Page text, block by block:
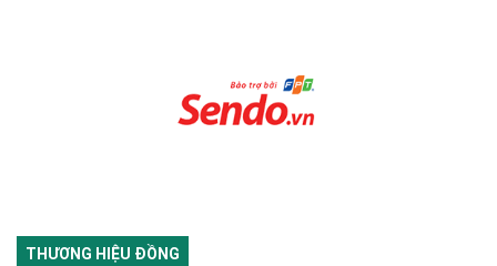
THƯƠNG HIỆU ĐỒNG